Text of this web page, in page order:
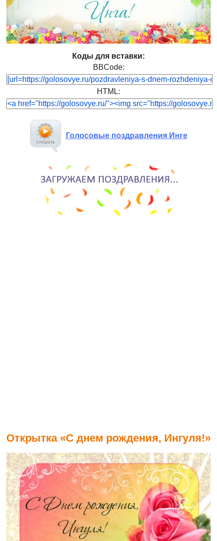
Коды для вставки:
BBCode:
HTML:
Голосовые поздравления Инге
Открытка «С днем рождения, Ингуля!»